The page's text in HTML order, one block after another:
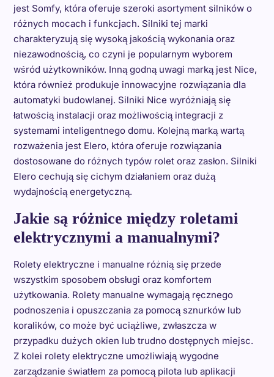
jest Somfy, która oferuje szeroki asortyment silników o
różnych mocach i funkcjach. Silniki tej marki
charakteryzują się wysoką jakością wykonania oraz
niezawodnością, co czyni je popularnym wyborem
wśród użytkowników. Inną godną uwagi marką jest Nice,
która również produkuje innowacyjne rozwiązania dla
automatyki budowlanej. Silniki Nice wyróżniają się
łatwością instalacji oraz możliwością integracji z
systemami inteligentnego domu. Kolejną marką wartą
rozważenia jest Elero, która oferuje rozwiązania
dostosowane do różnych typów rolet oraz zasłon. Silniki
Elero cechują się cichym działaniem oraz dużą
wydajnością energetyczną.
Jakie są różnice między roletami
elektrycznymi a manualnymi?
Rolety elektryczne i manualne różnią się przede
wszystkim sposobem obsługi oraz komfortem
użytkowania. Rolety manualne wymagają ręcznego
podnoszenia i opuszczania za pomocą sznurków lub
koralików, co może być uciążliwe, zwłaszcza w
przypadku dużych okien lub trudno dostępnych miejsc.
Z kolei rolety elektryczne umożliwiają wygodne
zarządzanie światłem za pomocą pilota lub aplikacji